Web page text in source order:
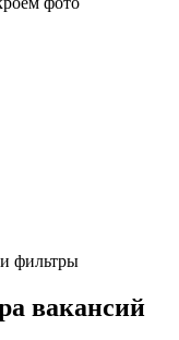
фильтры
вакансий